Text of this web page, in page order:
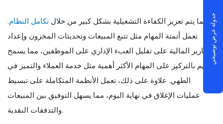
كما يتم تعزيز الكفاءة التشغيلية بشكل كبير من خلال تكامل النظام.
تعمل أتمتة المهام مثل تتبع المبيعات وتحديثات المخزون وإعداد
التقارير المالية على تقليل العبء الإداري على الموظفين، مما يسمح
لهم بالتركيز على المهام الأكثر أهمية مثل خدمة العملاء والتميز في
الطهي. علاوة على ذلك، تعمل الأنظمة المتكاملة على تبسيط
عمليات الإغلاق في نهاية اليوم، مما يسهل التوفيق بين المبيعات
والتدفقات النقدية.
جدولة عرض توضيحي